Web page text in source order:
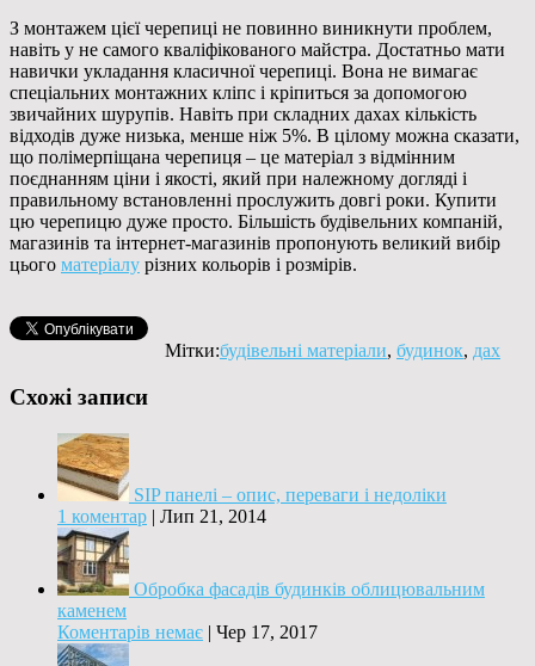
З монтажем цієї черепиці не повинно виникнути проблем,
навіть у не самого кваліфікованого майстра. Достатньо мати
навички укладання класичної черепиці. Вона не вимагає
спеціальних монтажних кліпс і кріпиться за допомогою
звичайних шурупів. Навіть при складних дахах кількість
відходів дуже низька, менше ніж 5%. В цілому можна сказати,
що полімерпіщана черепиця – це матеріал з відмінним
поєднанням ціни і якості, який при належному догляді і
правильному встановленні прослужить довгі роки. Купити
цю черепицю дуже просто. Більшість будівельних компаній,
магазинів та інтернет-магазинів пропонують великий вибір
цього матеріалу різних кольорів і розмірів.
Мітки:будівельні матеріали, будинок, дах
Схожі записи
SIP панелі – опис, переваги і недоліки
1 коментар | Лип 21, 2014
Обробка фасадів будинків облицювальним
каменем
Коментарів немає | Чер 17, 2017